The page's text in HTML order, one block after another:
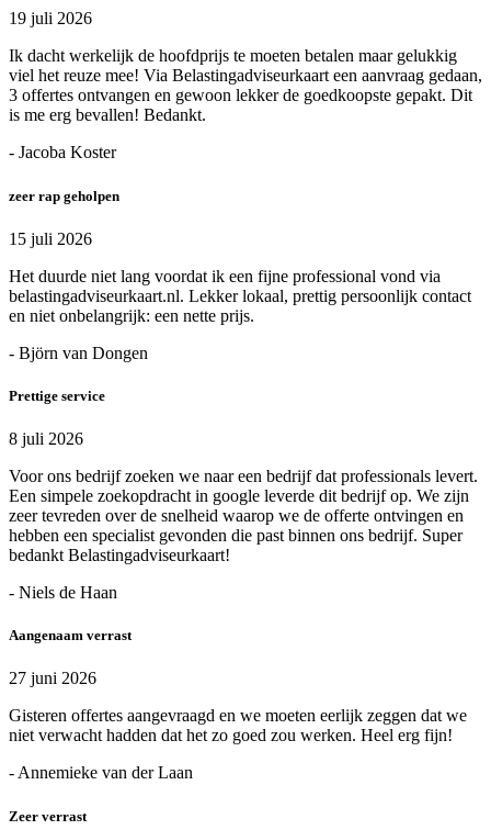
19 juli 2026
Ik dacht werkelijk de hoofdprijs te moeten betalen maar gelukkig
viel het reuze mee! Via Belastingadviseurkaart een aanvraag gedaan,
3 offertes ontvangen en gewoon lekker de goedkoopste gepakt. Dit
is me erg bevallen! Bedankt.
- Jacoba Koster
zeer rap geholpen
15 juli 2026
Het duurde niet lang voordat ik een fijne professional vond via
belastingadviseurkaart.nl. Lekker lokaal, prettig persoonlijk contact
en niet onbelangrijk: een nette prijs.
- Björn van Dongen
Prettige service
8 juli 2026
Voor ons bedrijf zoeken we naar een bedrijf dat professionals levert.
Een simpele zoekopdracht in google leverde dit bedrijf op. We zijn
zeer tevreden over de snelheid waarop we de offerte ontvingen en
hebben een specialist gevonden die past binnen ons bedrijf. Super
bedankt Belastingadviseurkaart!
- Niels de Haan
Aangenaam verrast
27 juni 2026
Gisteren offertes aangevraagd en we moeten eerlijk zeggen dat we
niet verwacht hadden dat het zo goed zou werken. Heel erg fijn!
- Annemieke van der Laan
Zeer verrast